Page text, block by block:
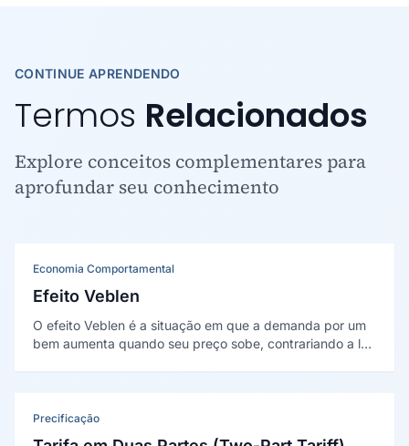
CONTINUE APRENDENDO
Termos Relacionados
Explore conceitos complementares para
aprofundar seu conhecimento
Economia Comportamental
Efeito Veblen
O efeito Veblen é a situação em que a demanda por um
bem aumenta quando seu preço sobe, contrariando a lei
Precificação